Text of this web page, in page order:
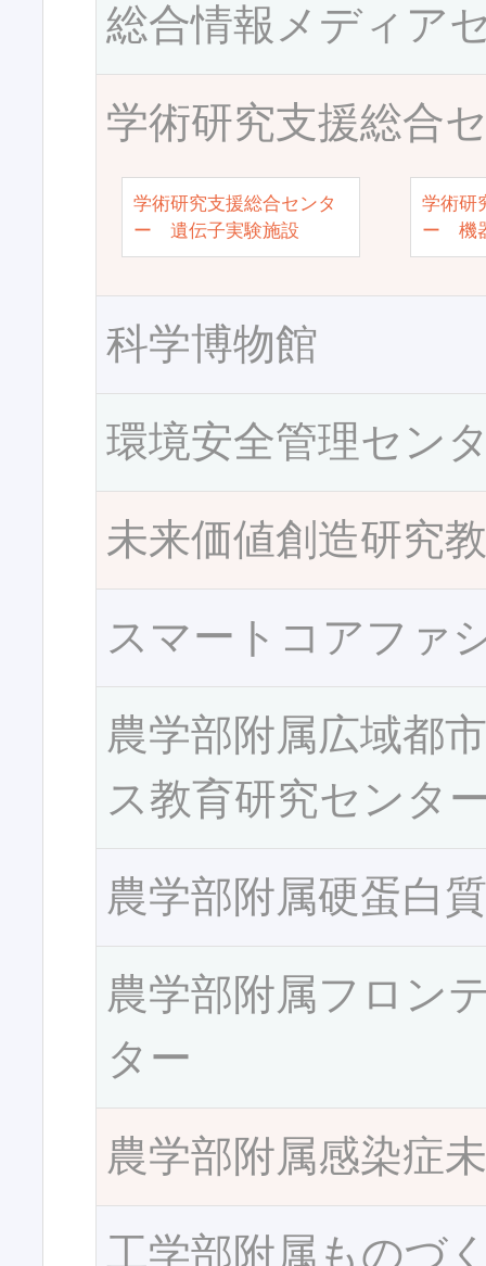
総合情報メディア
学術研究支援総合
学術研究支援総合センタ
ー 遺伝子実験施設
学術研
ー 機
科学博物館
環境安全管理セン
未来価値創造研究
スマートコアファ
農学部附属広域都
ス教育研究センタ
農学部附属硬蛋白
農学部附属フロン
ター
農学部附属感染症
工学部附属ものづ